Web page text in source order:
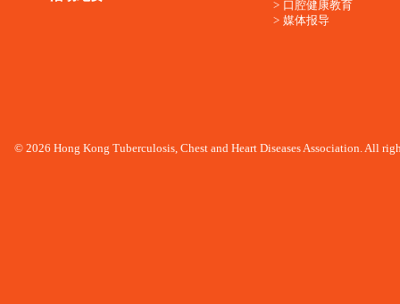
口腔健康教育
媒体报导
© 2026 Hong Kong Tuberculosis, Chest and Heart Diseases Association. All